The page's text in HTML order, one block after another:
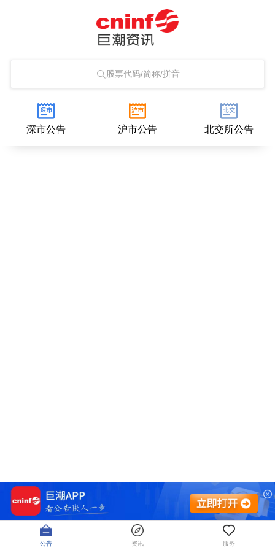
股票代码/简称/拼音
深市公告 沪市公告 北交所公告
公告 资讯 服务